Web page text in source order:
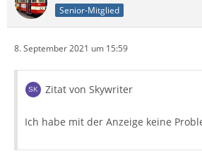
Senior-Mitglied
8. September 2021 um 15:59
Zitat von Skywriter
Ich habe mit der Anzeige keine